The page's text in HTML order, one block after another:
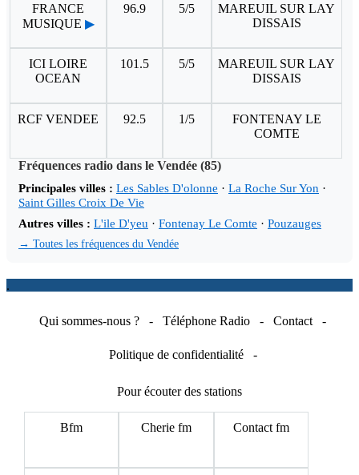
FRANCE
MUSIQUE ▶
96.9 5/5
MAREUIL SUR LAY
DISSAIS
ICI LOIRE
OCEAN
101.5 5/5
MAREUIL SUR LAY
DISSAIS
RCF VENDEE 92.5 1/5
FONTENAY LE
COMTE
Fréquences radio dans le Vendée (85)
Principales villes : Les Sables D'olonne · La Roche Sur Yon ·
Saint Gilles Croix De Vie
Autres villes : L'ile D'yeu · Fontenay Le Comte · Pouzauges
→ Toutes les fréquences du Vendée
.
Qui sommes-nous ? - Téléphone Radio - Contact -
Politique de confidentialité -
Pour écouter des stations
Bfm Cherie fm Contact fm